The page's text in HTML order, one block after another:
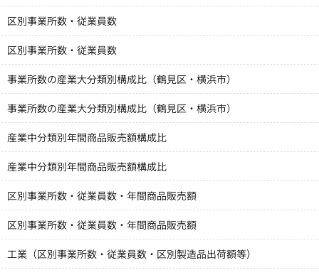
区別事業所数・従業員数
区別事業所数・従業員数
事業所数の産業大分類別構成比（鶴見区・横浜市）
事業所数の産業大分類別構成比（鶴見区・横浜市）
産業中分類別年間商品販売額構成比
産業中分類別年間商品販売額構成比
区別事業所数・従業員数・年間商品販売額
区別事業所数・従業員数・年間商品販売額
工業（区別事業所数・従業員数・区別製造品出荷額等）